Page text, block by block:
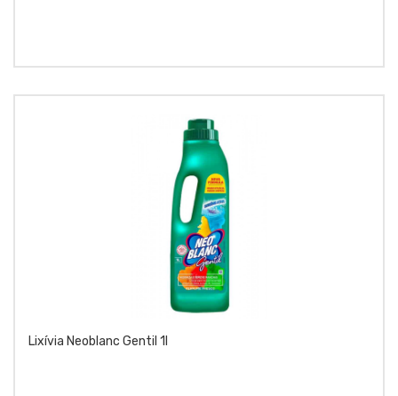
Lixívia Neoblanc Gentil 1l